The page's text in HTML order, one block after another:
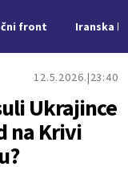
front Iranska
12.5.2026. 23:40
Ukrajince
na Krivi